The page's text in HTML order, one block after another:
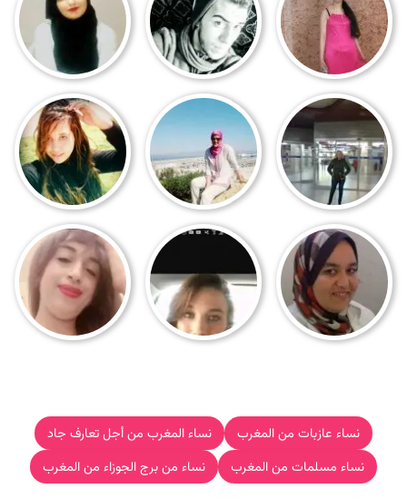
نساء عازبات من المغرب نساء المغرب من أجل تعارف جاد
نساء مسلمات من المغرب نساء من برج الجوزاء من المغرب